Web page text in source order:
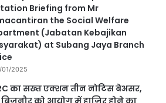
Briefing from Mr
the Social Welfare
(Jabatan Kebajikan
at Subang Jaya Branch
2025
का सख्त एक्शन तीन नोटिस बेअसर,
बिजनौर को आयोग में हाज़िर होने का